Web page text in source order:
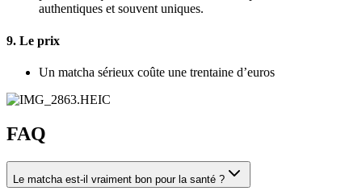
authentiques et souvent uniques.
9. Le prix
Un matcha sérieux coûte une trentaine d’euros
FAQ
Le matcha est-il vraiment bon pour la santé ?